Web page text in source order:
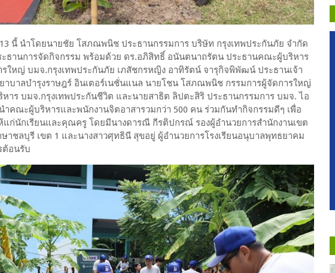
นี้ นำโดยนายชัย โสภณพนิช ประธานกรรมการ บริษัท กรุงเทพประกันภัย จำกัด
ธานการจัดกิจกรรม พร้อมด้วย ดร.อภิสิทธิ์ อนันตนาถรัตน ประธานคณะผู้บริหาร
รใหญ่ บมจ.กรุงเทพประกันภัย เภสัชกรหญิง อาทิรัตน์ จารุกิจพิพัฒน์ ประธานเจ้า
าบาลบำรุงราษฎร์ อินเตอร์เนชั่นแนล นายโชน โสภณพนิช กรรมการผู้จัดการใหญ่
าร บมจ.กรุงเทพประกันชีวิต และนายสาธิต ลิปตะสิริ ประธานกรรมการ บมจ. ไอ
ำคณะผู้บริหารและพนักงานจิตอาสารวมกว่า 500 คน ร่วมกันทำกิจกรรมดีๆ เพื่อ
นักเรียนและคุณครู โดยมีนางดารณี กีรติปกรณ์ รองผู้อำนวยการสำนักงานเขต
าชลบุรี เขต 1 และนางสาวศุทธินี สุขอยู่ ผู้อำนวยการโรงเรียนอนุบาลพุทธยาคม
ต้อนรับ